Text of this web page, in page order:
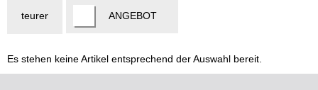
teurer ANGEBOT
Es stehen keine Artikel entsprechend der Auswahl bereit.